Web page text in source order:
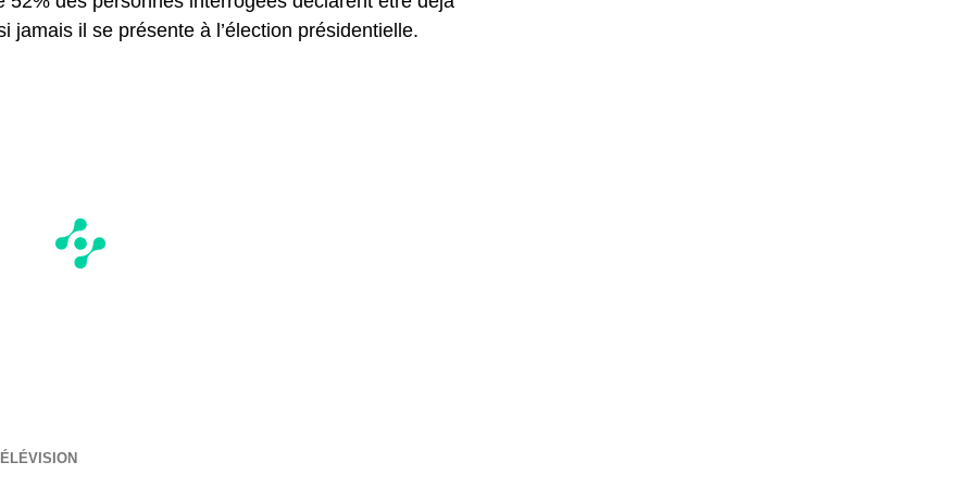
jamais il se présente à l’élection présidentielle.